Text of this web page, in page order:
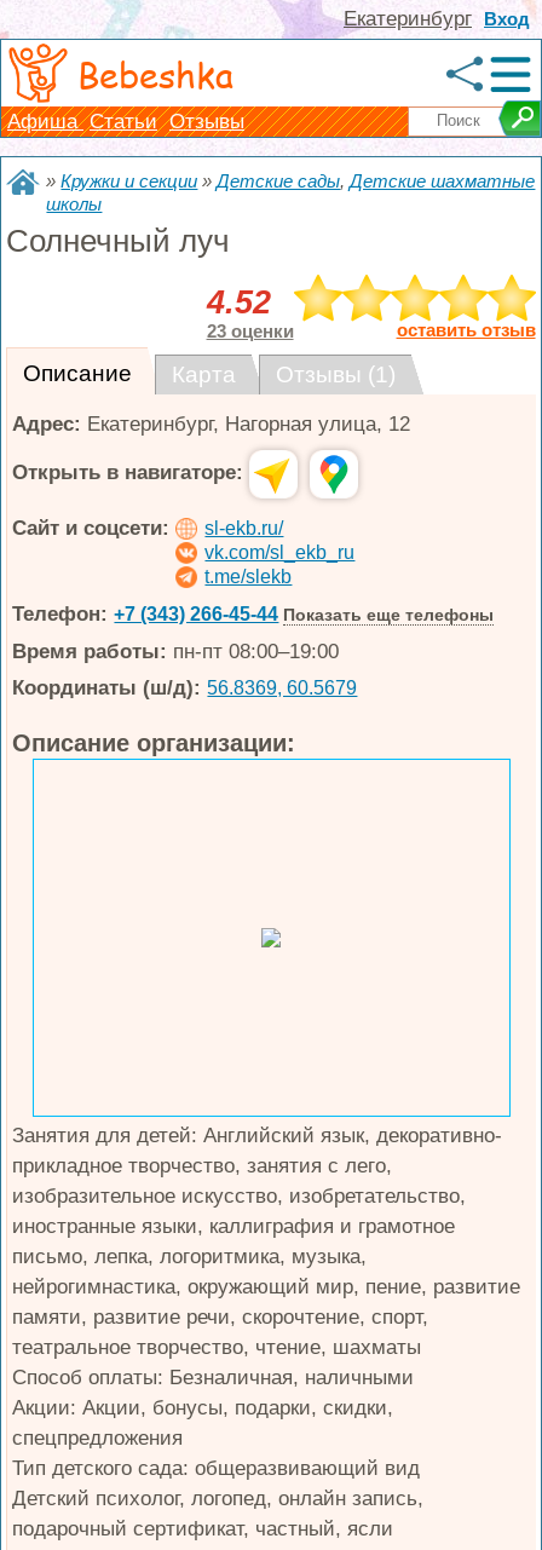
Вход
Екатеринбург
Bebeshka
Афиша Статьи Отзывы
»Кружки и секции »Детские сады,Детские шахматные
школы
Солнечный луч
4.52
23 оценки оставить отзыв
Описание Карта Отзывы (1)
Адрес: Екатеринбург, Нагорная улица, 12
Открыть в навигаторе:
Сайт и соцсети:
sl-ekb.ru/
vk.com/sl_ekb_ru
t.me/slekb
Телефон: +7 (343) 266-45-44 Показать еще телефоны
Время работы: пн-пт 08:00–19:00
Координаты (ш/д): 56.8369, 60.5679
Описание организации:
Занятия для детей: Английский язык, декоративно-
прикладное творчество, занятия с лего,
изобразительное искусство, изобретательство,
иностранные языки, каллиграфия и грамотное
письмо, лепка, логоритмика, музыка,
нейрогимнастика, окружающий мир, пение, развитие
памяти, развитие речи, скорочтение, спорт,
театральное творчество, чтение, шахматы
Способ оплаты: Безналичная, наличными
Акции: Акции, бонусы, подарки, скидки,
спецпредложения
Тип детского сада: общеразвивающий вид
Детский психолог, логопед, онлайн запись,
подарочный сертификат, частный, ясли